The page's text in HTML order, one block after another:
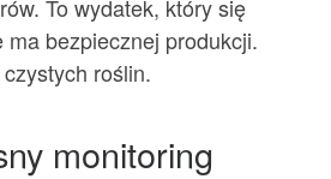
To wydatek, który się
bezpiecznej produkcji.
roślin.
monitoring